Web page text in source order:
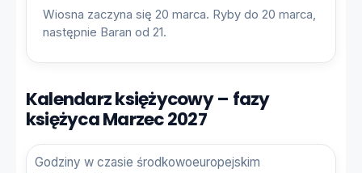
Wiosna zaczyna się 20 marca. Ryby do 20 marca,
następnie Baran od 21.
Kalendarz księżycowy – fazy
księżyca Marzec 2027
Godziny w czasie środkowoeuropejskim